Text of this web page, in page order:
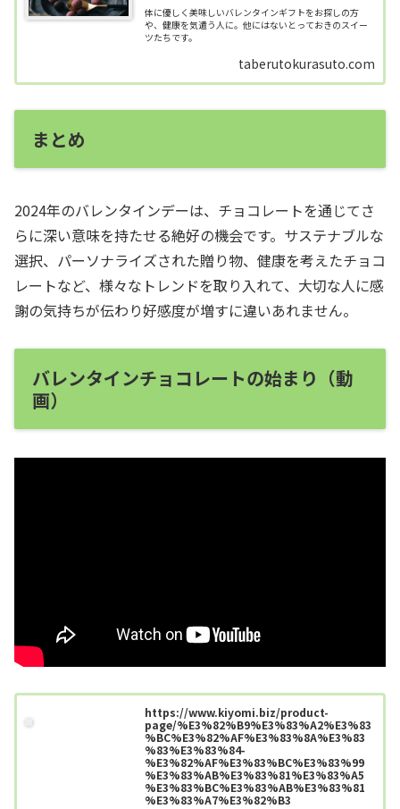
体に優しく美味しいバレンタインギフトをお探しの方
や、健康を気遣う人に。他にはないとっておきのスイー
ツたちです。
taberutokurasuto.com
まとめ
2024年のバレンタインデーは、チョコレートを通じてさ
らに深い意味を持たせる絶好の機会です。サステナブルな
選択、パーソナライズされた贈り物、健康を考えたチョコ
レートなど、様々なトレンドを取り入れて、大切な人に感
謝の気持ちが伝わり好感度が増すに違いあれません。
バレンタインチョコレートの始まり（動
画）
https://www.kiyomi.biz/product-
page/%E3%82%B9%E3%83%A2%E3%83
%BC%E3%82%AF%E3%83%8A%E3%83
%83%E3%83%84-
%E3%82%AF%E3%83%BC%E3%83%99
%E3%83%AB%E3%83%81%E3%83%A5
%E3%83%BC%E3%83%AB%E3%83%81
%E3%83%A7%E3%82%B3